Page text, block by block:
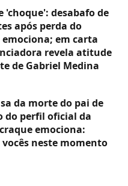
'choque': desabafo de
após perda do
em carta
revela atitude
de Gabriel Medina
da morte do pai de
do perfil oficial da
emociona:
neste momento